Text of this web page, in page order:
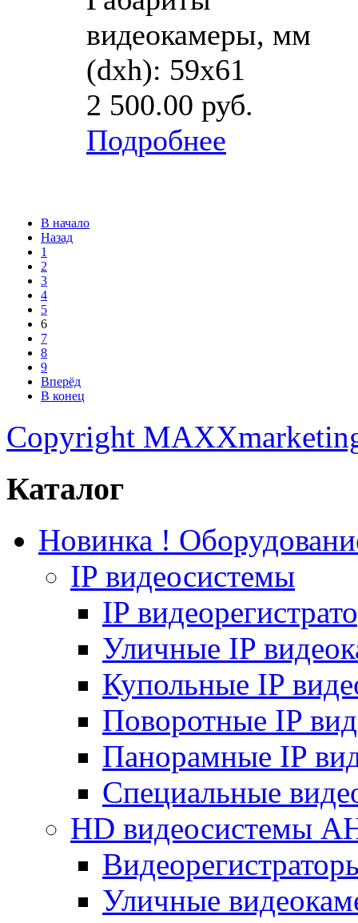
видеокамеры, мм
(dхh): 59х61
2 500.00 руб.
Подробнее
В начало
Назад
1
2
3
4
5
6
7
8
9
Вперёд
В конец
Copyright
Каталог
Новинка !
IP видеосистемы
IP
Уличные IP
Купольные IP
Поворотные IP
Панорамные IP
Специальные
HD видеосистемы
Уличные